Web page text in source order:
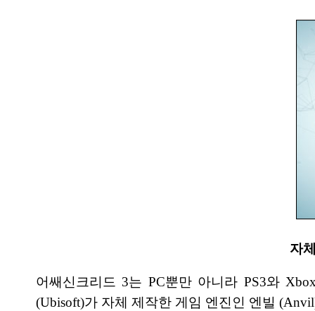
자
어쌔신크리드 3는 PC뿐만 아니라 PS3와
(Ubisoft)가 자체 제작한 게임 엔진인 엔빌